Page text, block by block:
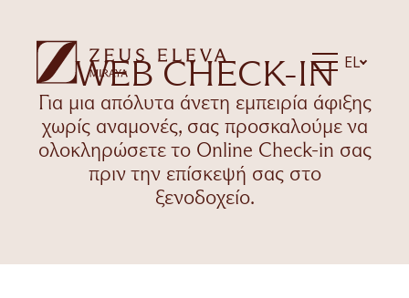
EL
WEB CHECK-IN
Για μια απόλυτα άνετη εμπειρία άφιξης
χωρίς αναμονές, σας προσκαλούμε να
ολοκληρώσετε το Online Check-in σας
πριν την επίσκεψή σας στο
ξενοδοχείο.